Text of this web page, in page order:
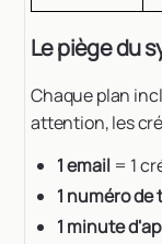
Le piège du
Chaque plan
attention, les
1 email = 1
1 numéro
1 minute